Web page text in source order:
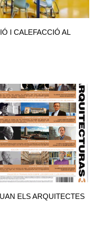
I CALEFACCIÓ AL
ELS ARQUITECTES